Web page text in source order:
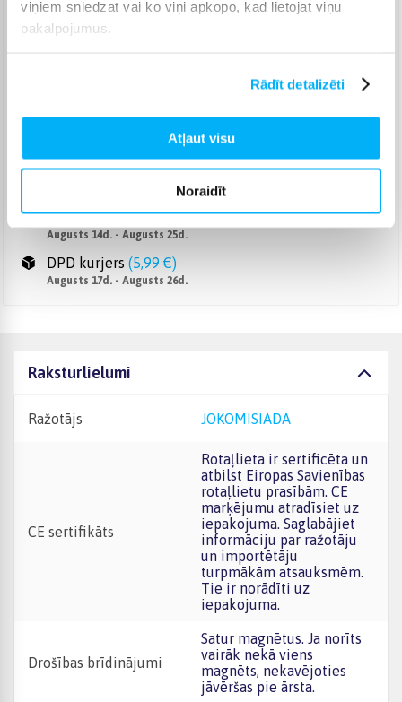
viņiem sniedzat vai ko viņi apkopo, kad lietojat viņu
pakalpojumus.
Rādīt detalizēti
Atļaut visu
Noraidīt
2,99 €
Augusts 14d. - Augusts 25d.
Apmaksā pilnu summu skaidrā naudā piegādes brīdī.
Augusts 14d. - Augusts 25d.
Smartposti pakomāts (2,99 €)
Augusts 14d. - Augusts 25d.
DPD pakomāts (4,99 €)
Augusts 14d. - Augusts 25d.
DPD kurjers (5,99 €)
Augusts 17d. - Augusts 26d.
Raksturlielumi
Ražotājs JOKOMISIADA
CE sertifikāts
Rotaļlieta ir sertificēta un
atbilst Eiropas Savienības
rotaļlietu prasībām. CE
marķējumu atradīsiet uz
iepakojuma. Saglabājiet
informāciju par ražotāju
un importētāju
turpmākām atsauksmēm.
Tie ir norādīti uz
iepakojuma.
Drošības brīdinājumi
Satur magnētus. Ja norīts
vairāk nekā viens
magnēts, nekavējoties
jāvēršas pie ārsta.